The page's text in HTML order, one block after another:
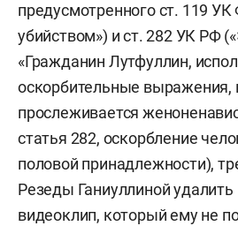
предусмотренного ст. 119 УК
убийством») и ст. 282 УК РФ
«Гражданин Лутфуллин,
оскорбительные выражения,
прослеживается
статья 282, оскорбление
половой принадлежности),
Резеды Ганиуллиной удалить
видеоклип, который ему не